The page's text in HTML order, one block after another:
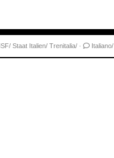
Staat Italien/ Trenitalia/ · Italiano/